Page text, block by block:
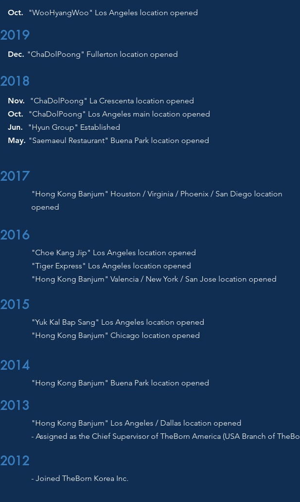
Oct. "WooHyangWoo" Los Angeles location opened
2019
Dec. "ChaDolPoong" Fullerton location opened
2018
Nov.
"ChaDolPoong" La Crescenta location opened
Oct.
"ChaDolPoong" Los Angeles main location opened
Jun.
"Hyun Group" Established
May. "Saemaeul Restaurant" Buena Park location opened
2017
"Hong Kong Banjum" Houston / Virginia / Phoenix / San Diego location
opened
2016
"Choe Kang Jip" Los Angeles location opened
"Tiger Express" Los Angeles location opened
"Hong Kong Banjum" Valencia / New York / San Jose location opened
2015
"Yuk Kal Bap Sang" Los Angeles location opened
"Hong Kong Banjum" Chicago location opened
2014
"Hong Kong Banjum" Buena Park location opened
2013
"Hong Kong Banjum" Los Angeles / Dallas location opened
- Assigned as the Chief Supervisor of TheBorn America (USA Branch of
2012
- Joined TheBorn Korea Inc.